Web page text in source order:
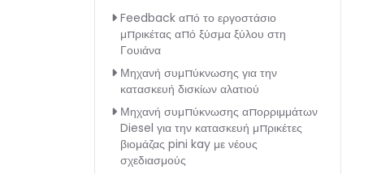
Feedback από το εργοστάσιο
μπρικέτας από ξύσμα ξύλου στη
Γουιάνα
Μηχανή συμπύκνωσης για την
κατασκευή δισκίων αλατιού
Μηχανή συμπύκνωσης απορριμμάτων
Diesel για την κατασκευή μπρικέτες
βιομάζας pini kay με νέους
σχεδιασμούς